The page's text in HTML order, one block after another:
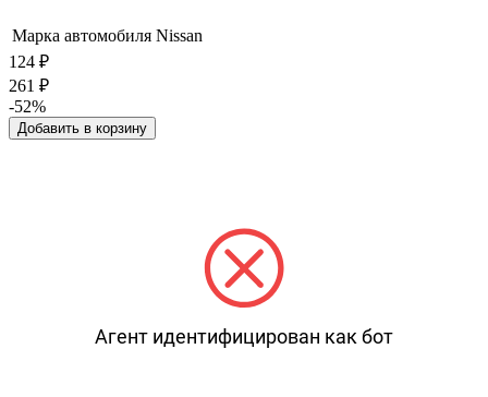
Марка автомобиля Nissan
124 ₽
261 ₽
-52%
Добавить в корзину
Агент идентифицирован как бот